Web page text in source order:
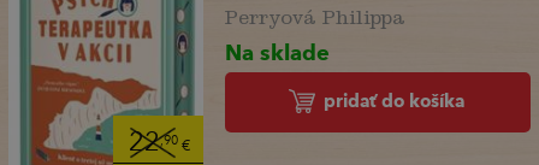
22,90€
Perryová Philippa
Na sklade
pridať do košíka